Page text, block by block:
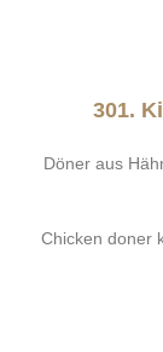
301.
Döner aus
Chicken doner